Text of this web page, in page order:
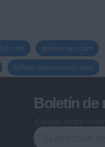
geoheroes.com
billets-monuments.com
Boletín de
¿Deseas recibir